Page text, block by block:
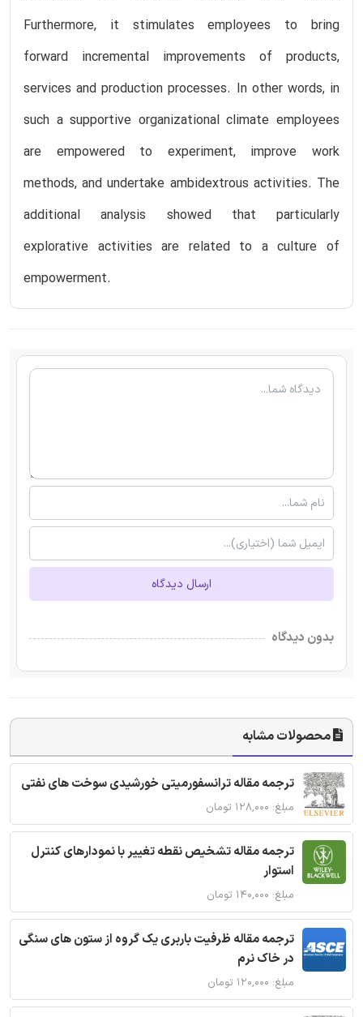
Furthermore, it stimulates employees to bring
forward incremental improvements of products,
services and production processes. In other words, in
such a supportive organizational climate employees
are empowered to experiment, improve work
methods, and undertake ambidextrous activities. The
additional analysis showed that particularly
explorative activities are related to a culture of
empowerment.
ارسال دیدگاه
بدون دیدگاه
محصولات مشابه
ترجمه مقاله ترانسفورمیتی خورشیدی سوخت های نفتی
مبلغ: ۱۲۸,۰۰۰ تومان
ترجمه مقاله تشخیص نقطه تغییر با نمودارهای کنترل
استوار
مبلغ: ۱۴۰,۰۰۰ تومان
ترجمه مقاله ظرفیت باربری یک گروه از ستون های سنگی
در خاک نرم
مبلغ: ۱۲۰,۰۰۰ تومان